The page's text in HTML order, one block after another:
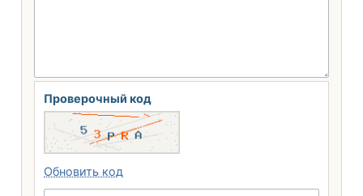
Проверочный код
Обновить код